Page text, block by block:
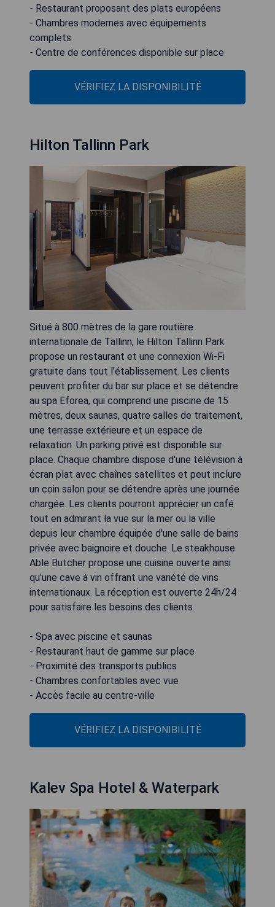
- Restaurant proposant des plats européens
- Chambres modernes avec équipements
complets
- Centre de conférences disponible sur place
VÉRIFIEZ LA DISPONIBILITÉ
Hilton Tallinn Park
Situé à 800 mètres de la gare routière
internationale de Tallinn, le Hilton Tallinn Park
propose un restaurant et une connexion Wi-Fi
gratuite dans tout l'établissement. Les clients
peuvent profiter du bar sur place et se détendre
au spa Eforea, qui comprend une piscine de 15
mètres, deux saunas, quatre salles de traitement,
une terrasse extérieure et un espace de
relaxation. Un parking privé est disponible sur
place. Chaque chambre dispose d'une télévision à
écran plat avec chaînes satellites et peut inclure
un coin salon pour se détendre après une journée
chargée. Les clients pourront apprécier un café
tout en admirant la vue sur la mer ou la ville
depuis leur chambre équipée d'une salle de bains
privée avec baignoire et douche. Le steakhouse
Able Butcher propose une cuisine ouverte ainsi
qu'une cave à vin offrant une variété de vins
internationaux. La réception est ouverte 24h/24
pour satisfaire les besoins des clients.
- Spa avec piscine et saunas
- Restaurant haut de gamme sur place
- Proximité des transports publics
- Chambres confortables avec vue
- Accès facile au centre-ville
VÉRIFIEZ LA DISPONIBILITÉ
Kalev Spa Hotel & Waterpark